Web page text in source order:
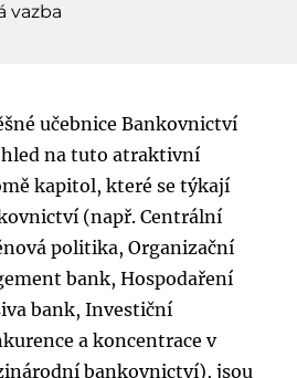
vazba
učebnice Bankovnictví
na tuto atraktivní
kapitol, které se týkají
(např. Centrální
politika, Organizační
bank, Hospodaření
bank, Investiční
a koncentrace v
bankovnictví), jsou